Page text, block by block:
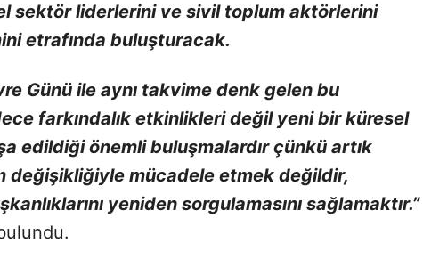
sektör liderlerini ve sivil toplum aktörlerini
etrafında buluşturacak.
Günü ile aynı takvime denk gelen bu
farkındalık etkinlikleri değil yeni bir küresel
edildiği önemli buluşmalardır çünkü artık
değişikliğiyle mücadele etmek değildir,
yeniden sorgulamasını sağlamaktır.”